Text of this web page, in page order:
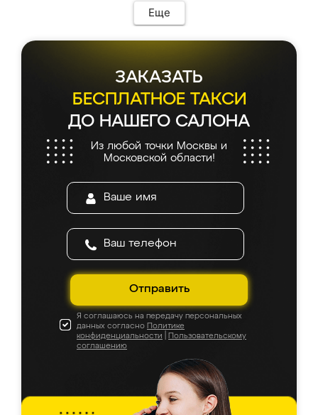
Еще
ЗАКАЗАТЬ
БЕСПЛАТНОЕ ТАКСИ
ДО НАШЕГО САЛОНА
Из любой точки Москвы и
Московской области!
Отправить
Я соглашаюсь на передачу персональных
данных согласно Политике
конфиденциальности
Пользовательскому
соглашению